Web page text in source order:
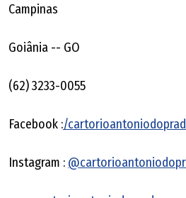
Campinas
Goiânia -- GO
(62) 3233-0055
Facebook :/
Instagram :